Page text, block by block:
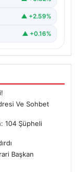
▲ +2.59%
▲ +0.16%
Ve Sohbet
104 Şüpheli
Başkan